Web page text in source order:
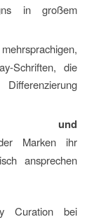
in großem
Schriften, die
und
Marken ihr
ansprechen
Curation bei